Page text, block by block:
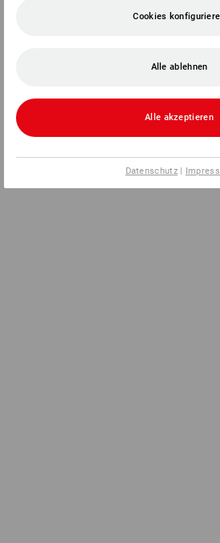
Cookies
Alle ablehnen
Alle akzeptieren
Datenschutz|